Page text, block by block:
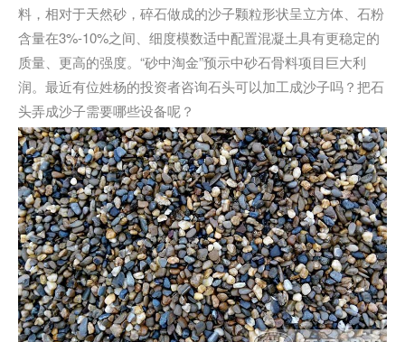
料，相对于天然砂，碎石做成的沙子颗粒形状呈立方体、石粉
含量在3%-10%之间、细度模数适中配置混凝土具有更稳定的
质量、更高的强度。“砂中淘金”预示中砂石骨料项目巨大利
润。最近有位姓杨的投资者咨询石头可以加工成沙子吗？把石
头弄成沙子需要哪些设备呢？